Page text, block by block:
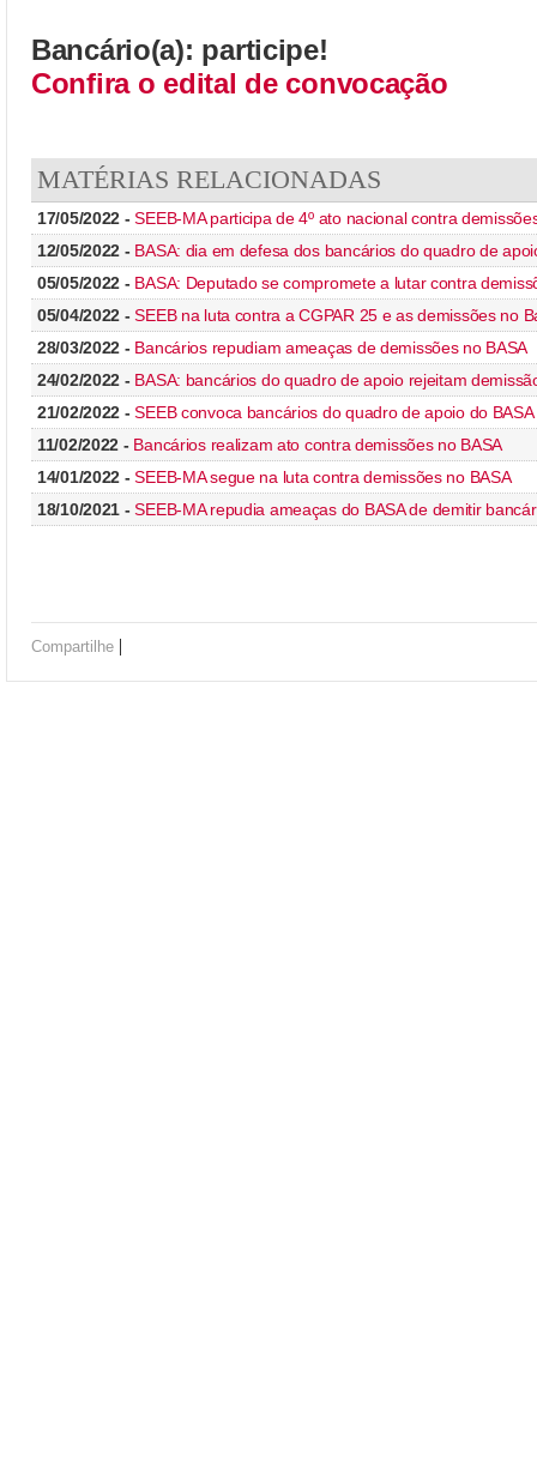
Bancário(a): participe!
Confira o edital de convocação
MATÉRIAS RELACIONADAS
17/05/2022 -SEEB-MA participa de 4º ato nacional contra
12/05/2022 - BASA: dia em defesa dos bancários do quadro de
05/05/2022 - BASA: Deputado se compromete a lutar contra
05/04/2022 -SEEB na luta contra a CGPAR 25 e as demissões no
28/03/2022 - Bancários repudiam ameaças de demissões no BASA
24/02/2022 - BASA: bancários do quadro de apoio rejeitam
21/02/2022 -SEEB convoca bancários do quadro de apoio do
11/02/2022 - Bancários realizam ato contra demissões no BASA
14/01/2022 -SEEB-MA segue na luta contra demissões no BASA
18/10/2021 -SEEB-MA repudia ameaças do BASA de demitir
Compartilhe |